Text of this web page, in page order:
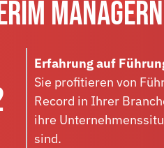
MANAGERN
Erfahrung auf
Sie profitieren von
Record in Ihrer
ihre
sind.